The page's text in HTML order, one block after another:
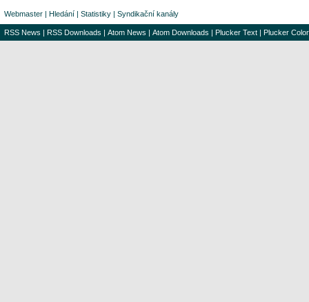
Webmaster | Hledání | Statistiky | Syndikační kanály
RSS News | RSS Downloads | Atom News | Atom Downloads | Plucker Text | Plucker Color